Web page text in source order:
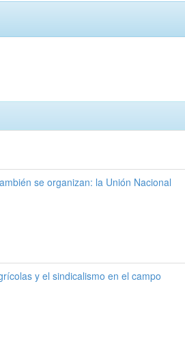
se organizan: la Unión Nacional
y el sindicalismo en el campo